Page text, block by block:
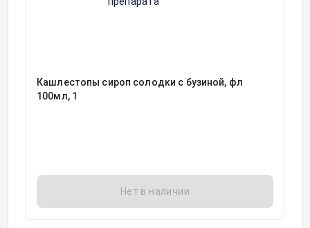
Кашлестопы сироп солодки с бузиной, фл
100мл, 1
Нет в наличии